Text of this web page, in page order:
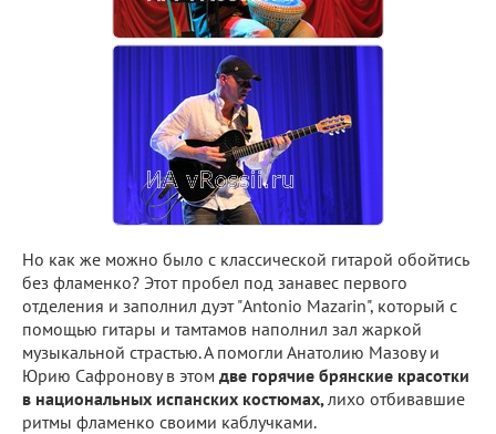
Но как же можно было с классической гитарой обойтись
без фламенко? Этот пробел под занавес первого
отделения и заполнил дуэт "Antonio Mazarin", который с
помощью гитары и тамтамов наполнил зал жаркой
музыкальной страстью. А помогли Анатолию Мазову и
Юрию Сафронову в этом две горячие брянские красотки
в национальных испанских костюмах, лихо отбивавшие
ритмы фламенко своими каблучками.